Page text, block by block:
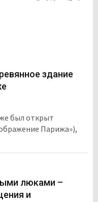
здание
был открыт
Парижа»),
люками –
и